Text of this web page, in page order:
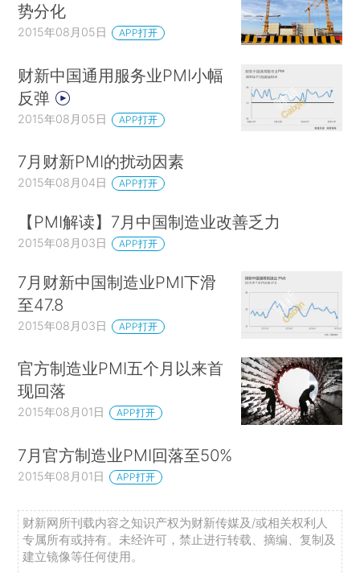
势分化
2015年08月05日 APP打开
财新中国通用服务业PMI小幅
反弹
2015年08月05日 APP打开
7月财新PMI的扰动因素
2015年08月04日 APP打开
【PMI解读】7月中国制造业改善乏力
2015年08月03日 APP打开
7月财新中国制造业PMI下滑
至47.8
2015年08月03日 APP打开
官方制造业PMI五个月以来首
现回落
2015年08月01日 APP打开
7月官方制造业PMI回落至50%
2015年08月01日 APP打开
财新网所刊载内容之知识产权为财新传媒及/或相关权利人
专属所有或持有。未经许可，禁止进行转载、摘编、复制及
建立镜像等任何使用。